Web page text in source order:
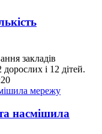
закладів
і 12 дітей.
насмішила